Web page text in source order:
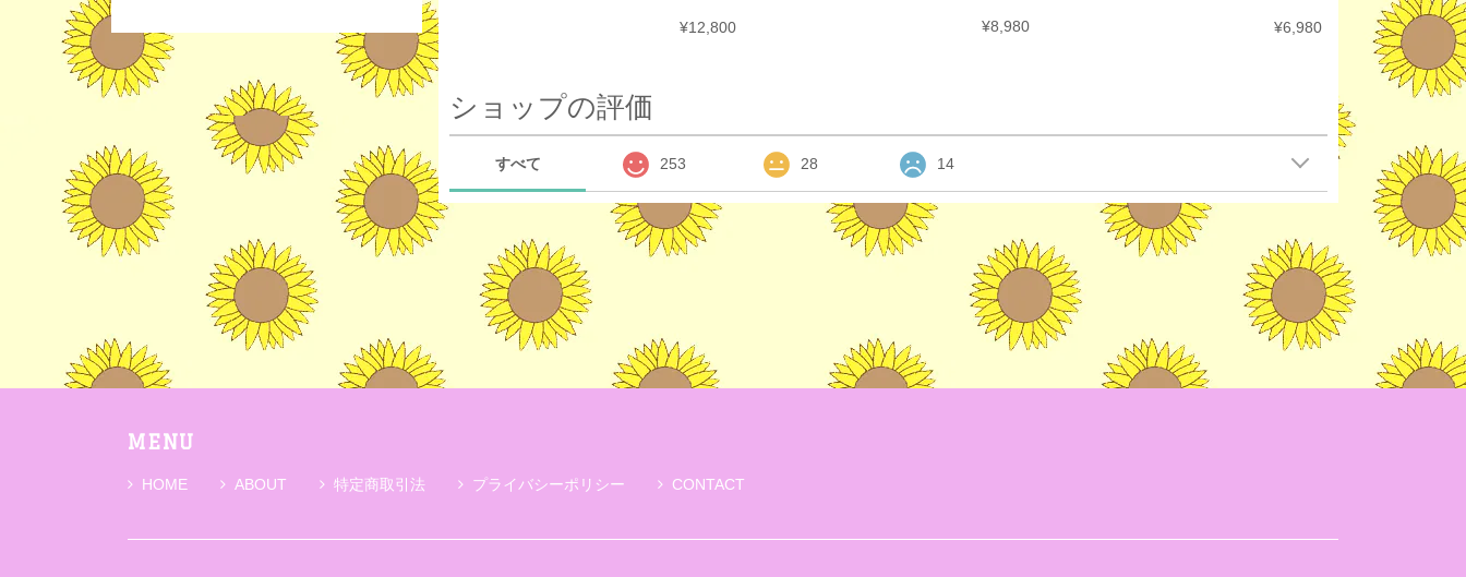
¥12,800 ¥8,980 ¥6,980
ショップの評価
すべて 253 28 14
MENU
HOME ABOUT 特定商取引法 プライバシーポリシー CONTACT